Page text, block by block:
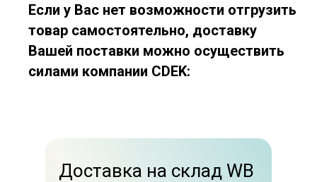
Если у Вас нет возможности отгрузить
товар самостоятельно, доставку
Вашей поставки можно осуществить
силами компании CDEK:
Доставка на склад WB